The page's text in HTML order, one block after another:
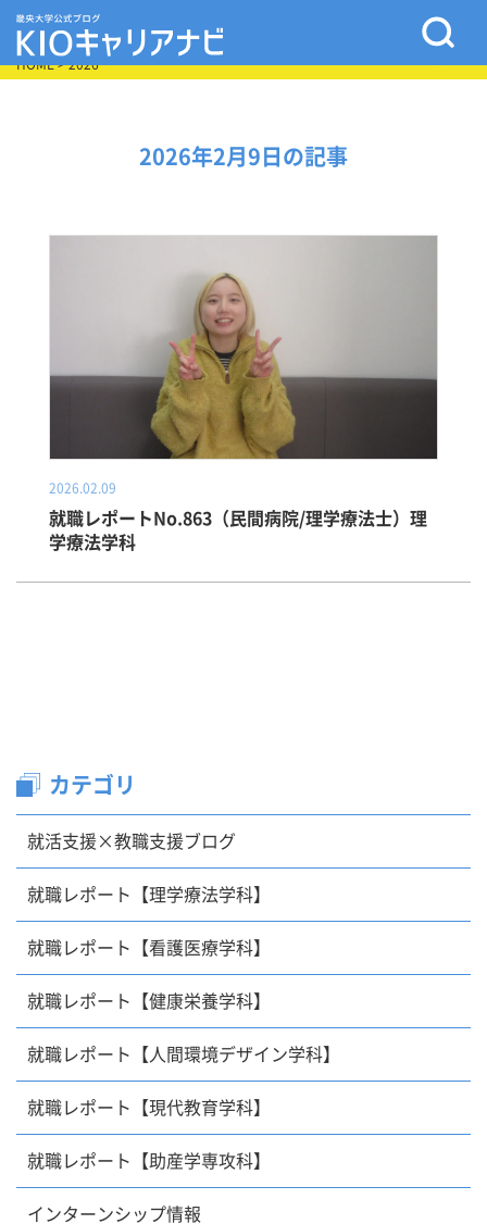
HOME> 2026
2026年2月9日の記事
2026.02.09
就職レポートNo.863（民間病院/理学療法士）理
学療法学科
カテゴリ
就活支援×教職支援ブログ
就職レポート【理学療法学科】
就職レポート【看護医療学科】
就職レポート【健康栄養学科】
就職レポート【人間環境デザイン学科】
就職レポート【現代教育学科】
就職レポート【助産学専攻科】
インターンシップ情報